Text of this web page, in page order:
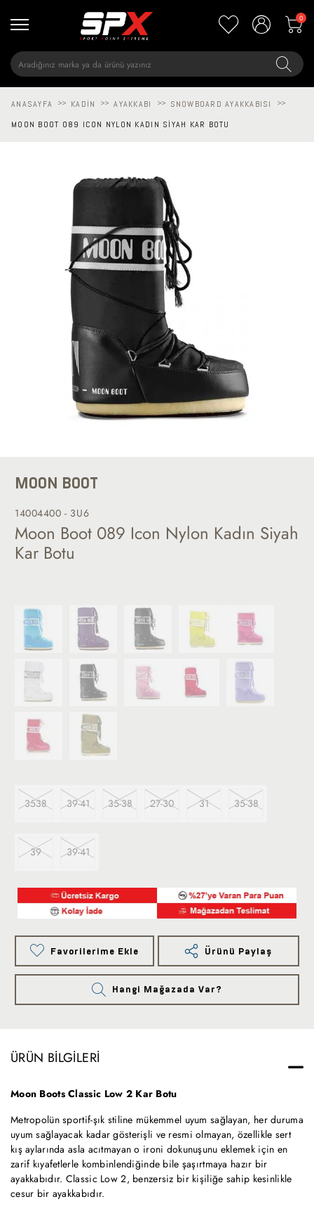
0
ANASAYFA >> KADIN >> AYAKKABI >> SNOWBOARD AYAKKABISI >>
MOON BOOT 089 ICON NYLON KADIN SIYAH KAR BOTU
MOON BOOT
14004400 - 3U6
Moon Boot 089 Icon Nylon Kadın Siyah
Kar Botu
3538 39-41 35-38 27-30 31 35-38
39 39-41
Favorilerime Ekle Ürünü Paylaş
Hangi Mağazada Var?
ÜRÜN BILGILERI
Moon Boots Classic Low 2 Kar Botu
Metropolün sportif-şık stiline mükemmel uyum sağlayan, her duruma
uyum sağlayacak kadar gösterişli ve resmi olmayan, özellikle sert
kış aylarında asla acıtmayan o ironi dokunuşunu eklemek için en
zarif kıyafetlerle kombinlendiğinde bile şaşırtmaya hazır bir
ayakkabıdır. Classic Low 2, benzersiz bir kişiliğe sahip kesinlikle
cesur bir ayakkabıdır.